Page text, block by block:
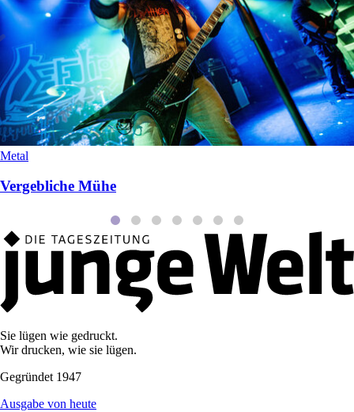
Metal
Vergebliche Mühe
Sie lügen wie gedruckt.
Wir drucken, wie sie lügen.
Gegründet 1947
Ausgabe von heute